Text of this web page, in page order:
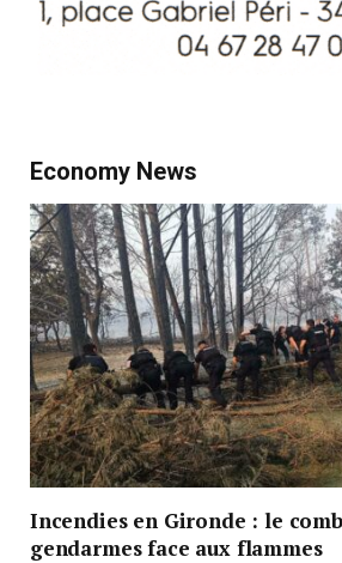
Economy News
Incendies en Gironde : le
gendarmes face aux flammes